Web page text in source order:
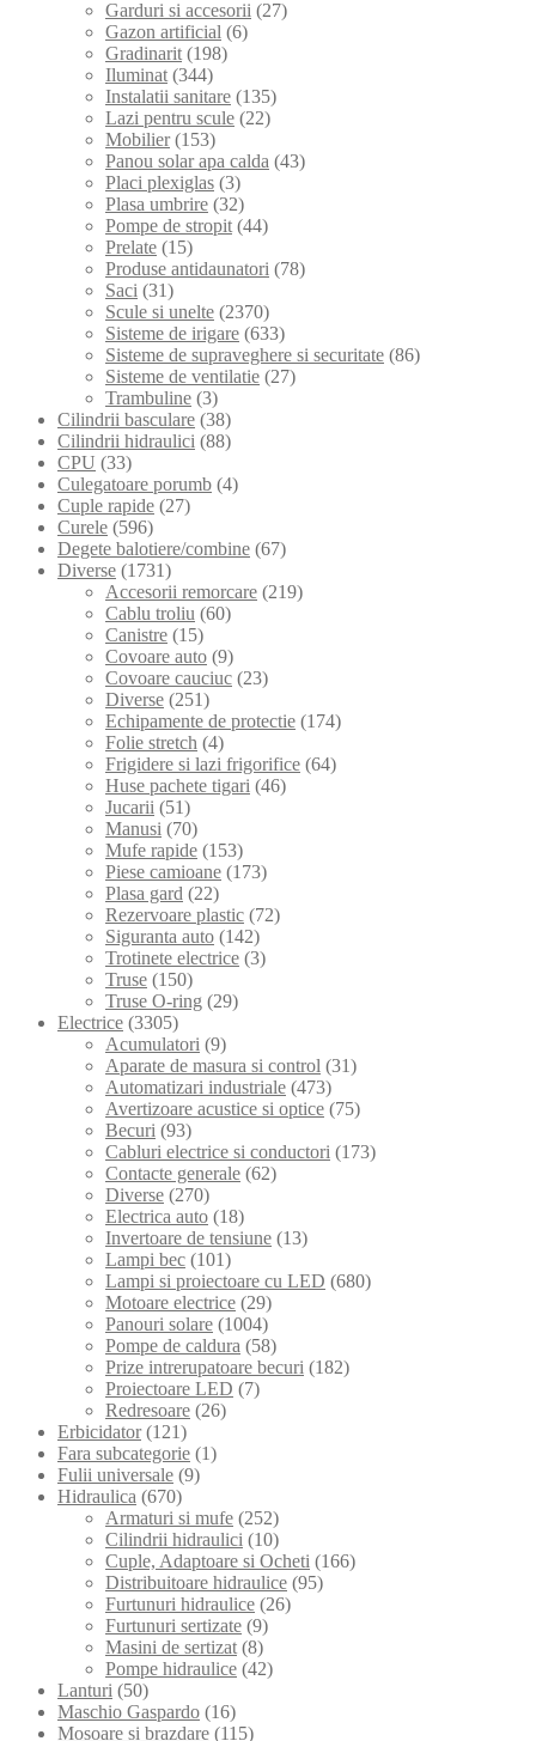
Garduri si accesorii (27)
Gazon artificial (6)
Gradinarit (198)
Iluminat (344)
Instalatii sanitare (135)
Lazi pentru scule (22)
Mobilier (153)
Panou solar apa calda (43)
Placi plexiglas (3)
Plasa umbrire (32)
Pompe de stropit (44)
Prelate (15)
Produse antidaunatori (78)
Saci (31)
Scule si unelte (2370)
Sisteme de irigare (633)
Sisteme de supraveghere si securitate (86)
Sisteme de ventilatie (27)
Trambuline (3)
Cilindrii basculare (38)
Cilindrii hidraulici (88)
CPU (33)
Culegatoare porumb (4)
Cuple rapide (27)
Curele (596)
Degete balotiere/combine (67)
Diverse (1731)
Accesorii remorcare (219)
Cablu troliu (60)
Canistre (15)
Covoare auto (9)
Covoare cauciuc (23)
Diverse (251)
Echipamente de protectie (174)
Folie stretch (4)
Frigidere si lazi frigorifice (64)
Huse pachete tigari (46)
Jucarii (51)
Manusi (70)
Mufe rapide (153)
Piese camioane (173)
Plasa gard (22)
Rezervoare plastic (72)
Siguranta auto (142)
Trotinete electrice (3)
Truse (150)
Truse O-ring (29)
Electrice (3305)
Acumulatori (9)
Aparate de masura si control (31)
Automatizari industriale (473)
Avertizoare acustice si optice (75)
Becuri (93)
Cabluri electrice si conductori (173)
Contacte generale (62)
Diverse (270)
Electrica auto (18)
Invertoare de tensiune (13)
Lampi bec (101)
Lampi si proiectoare cu LED (680)
Motoare electrice (29)
Panouri solare (1004)
Pompe de caldura (58)
Prize intrerupatoare becuri (182)
Proiectoare LED (7)
Redresoare (26)
Erbicidator (121)
Fara subcategorie (1)
Fulii universale (9)
Hidraulica (670)
Armaturi si mufe (252)
Cilindrii hidraulici (10)
Cuple, Adaptoare si Ocheti (166)
Distribuitoare hidraulice (95)
Furtunuri hidraulice (26)
Furtunuri sertizate (9)
Masini de sertizat (8)
Pompe hidraulice (42)
Lanturi (50)
Maschio Gaspardo (16)
Mosoare si brazdare (115)